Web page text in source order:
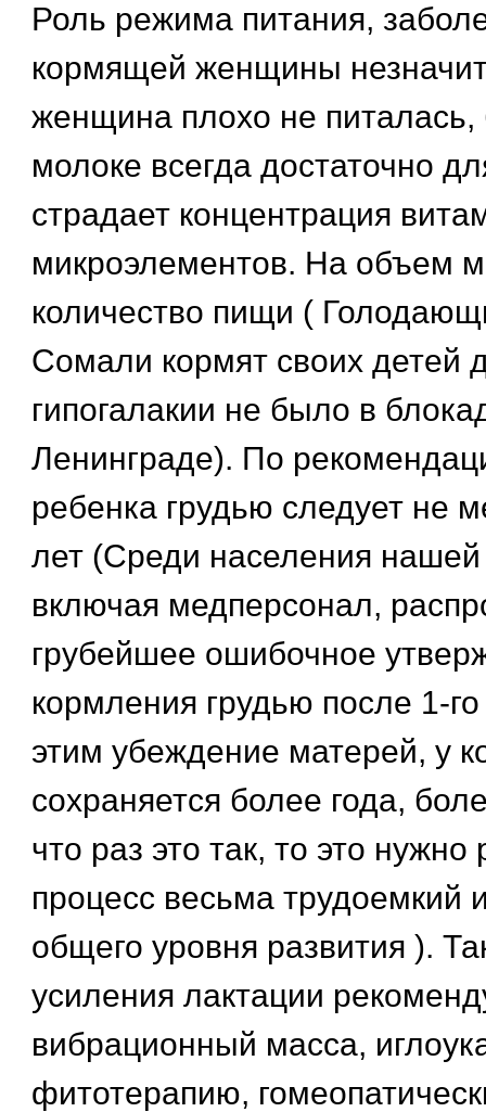
Роль режима питания,
кормящей женщины
женщина плохо не питалась,
молоке всегда достаточно
страдает концентрация
микроэлементов. На объем
количество пищи (
Сомали кормят своих детей
гипогалакии не было в
Ленинграде). По
ребенка грудью следует не
лет (Среди населения
включая медперсонал,
грубейшее ошибочное
кормления грудью после 1-
этим убеждение матерей, у
сохраняется более года,
что раз это так, то это нужно
процесс весьма трудоемкий
общего уровня развития ).
усиления лактации
вибрационный масса,
фитотерапию,